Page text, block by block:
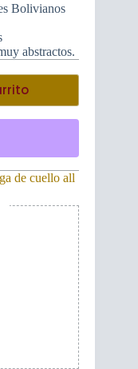
Bolivianos
abstractos.
de cuello all